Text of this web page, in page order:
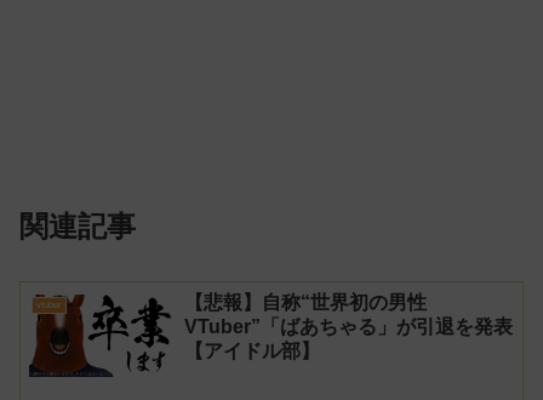
関連記事
vtuber
【悲報】自称“世界初の男性
VTuber”「ばあちゃる」が引退を発表
【アイドル部】